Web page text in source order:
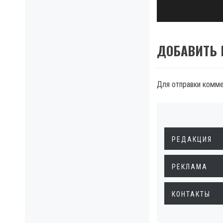
ДОБАВИТЬ
Для отправки
РЕДАКЦИЯ
РЕКЛАМА
КОНТАКТЫ